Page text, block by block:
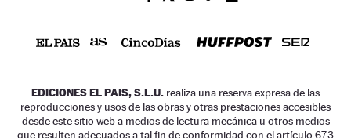
EDICIONES EL PAIS, S.L.U. realiza una reserva expresa de las
reproducciones y usos de las obras y otras prestaciones accesibles
desde este sitio web a medios de lectura mecánica u otros medios
que resulten adecuados a tal fin de conformidad con el artículo 67.3